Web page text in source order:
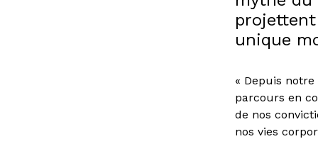
unique
« Depuis
parcours en
de nos
nos vies